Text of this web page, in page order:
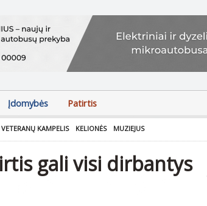
Įdomybės Patirtis
VETERANŲ KAMPELIS KELIONĖS MUZIEJUS
gali visi dirbantys